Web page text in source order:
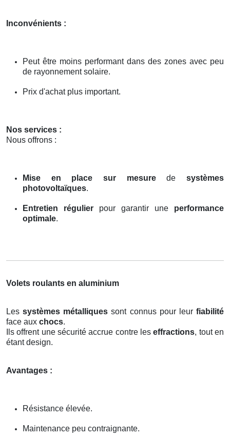
Inconvénients :
Peut être moins performant dans des zones avec peu
de rayonnement solaire.
Prix d'achat plus important.
Nos services :
Nous offrons :
Mise en place sur mesuredesystèmes
photovoltaïques.
Entretien régulier pour garantir une performance
optimale.
Volets roulants en aluminium
Lessystèmes métalliques sont connus pour leurfiabilité
face aux chocs.
Ils offrent une sécurité accrue contre leseffractions, tout en
étant design.
Avantages :
Résistance élevée.
Maintenance peu contraignante.